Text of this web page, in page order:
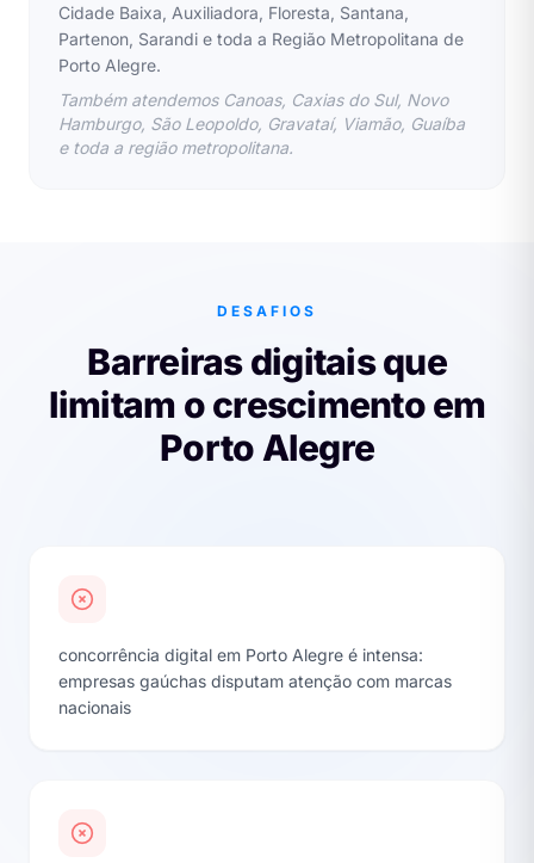
Cidade Baixa, Auxiliadora, Floresta, Santana,
Partenon, Sarandi e toda a Região Metropolitana de
Porto Alegre.
Também atendemos Canoas, Caxias do Sul, Novo
Hamburgo, São Leopoldo, Gravataí, Viamão, Guaíba
e toda a região metropolitana.
DESAFIOS
Barreiras digitais que
limitam o crescimento em
Porto Alegre
concorrência digital em Porto Alegre é intensa:
empresas gaúchas disputam atenção com marcas
nacionais